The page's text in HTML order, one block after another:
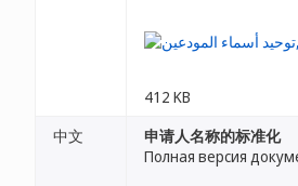
412 KB
中文
申请人名称的标准化
Полная версия